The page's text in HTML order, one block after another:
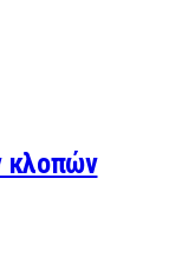
κλοπών